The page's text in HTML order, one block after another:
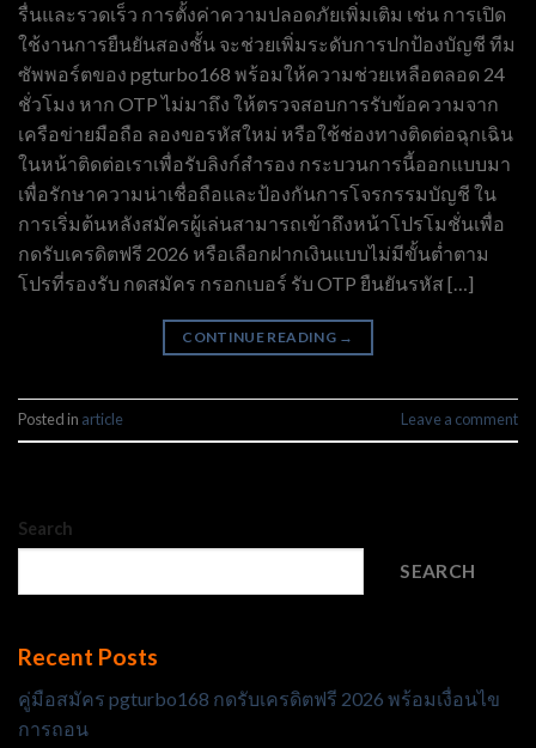
รื่นและรวดเร็ว การตั้งค่าความปลอดภัยเพิ่มเติม เช่น การเปิด
ใช้งานการยืนยันสองชั้น จะช่วยเพิ่มระดับการปกป้องบัญชี ทีม
ซัพพอร์ตของ pgturbo168 พร้อมให้ความช่วยเหลือตลอด 24
ชั่วโมง หาก OTP ไม่มาถึง ให้ตรวจสอบการรับข้อความจาก
เครือข่ายมือถือ ลองขอรหัสใหม่ หรือใช้ช่องทางติดต่อฉุกเฉิน
ในหน้าติดต่อเราเพื่อรับลิงก์สำรอง กระบวนการนี้ออกแบบมา
เพื่อรักษาความน่าเชื่อถือและป้องกันการโจรกรรมบัญชี ใน
การเริ่มต้นหลังสมัครผู้เล่นสามารถเข้าถึงหน้าโปรโมชั่นเพื่อ
กดรับเครดิตฟรี 2026 หรือเลือกฝากเงินแบบไม่มีขั้นต่ำตาม
โปรที่รองรับ กดสมัคร กรอกเบอร์ รับ OTP ยืนยันรหัส […]
CONTINUE READING →
Posted in article Leave a comment
Search
SEARCH
Recent Posts
คู่มือสมัคร pgturbo168 กดรับเครดิตฟรี 2026 พร้อมเงื่อนไข
การถอน